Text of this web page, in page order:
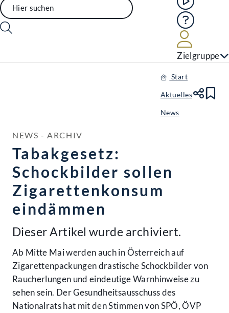
Hilfe
Zielgruppe
Start
Aktuelles
News
NEWS - ARCHIV
Tabakgesetz:
Schockbilder sollen
Zigarettenkonsum
eindämmen
Dieser Artikel wurde archiviert.
Ab Mitte Mai werden auch in Österreich auf
Zigarettenpackungen drastische Schockbilder von
Raucherlungen und eindeutige Warnhinweise zu
sehen sein. Der Gesundheitsausschuss des
Nationalrats hat mit den Stimmen von SPÖ, ÖVP